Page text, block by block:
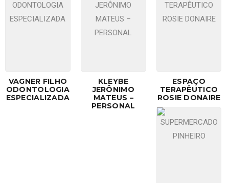
VAGNER FILHO
ODONTOLOGIA
ESPECIALIZADA
KLEYBE
JERÔNIMO
MATEUS –
PERSONAL
ESPAÇO
TERAPÊUTICO
ROSIE DONAIRE